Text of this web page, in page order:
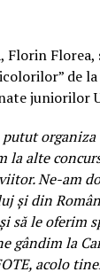
Florin
de la
juniorilor
la alte
Ne-am
şi din
să le oferim
gândim la
acolo